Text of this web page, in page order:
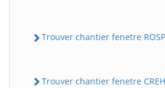
Trouver chantier fenetre
Trouver chantier fenetre